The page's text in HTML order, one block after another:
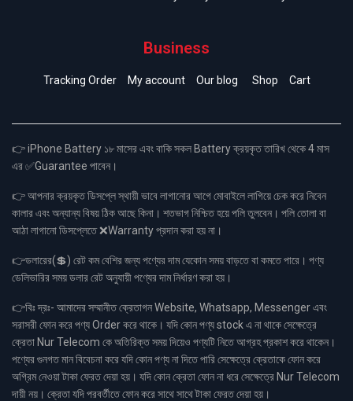
Business
Tracking Order My account Our blog Shop Cart
👉 iPhone Battery ১৮ মাসের এবং বাকি সকল Battery ক্রয়কৃত তারিখ থেকে 4 মাস
এর ✅Guarantee পাবেন।
👉 আপনার ক্রয়কৃত ডিসপ্লে স্থায়ী ভাবে লাগানোর আগে মোবাইলে লাগিয়ে চেক করে নিবেন
কালার এবং অন্যান্য বিষয় ঠিক আছে কিনা। শতভাগ নিশ্চিত হয়ে পলি তুলবেন। পলি তোলা বা
আঠা লাগানো ডিসপ্লেতে ❌Warranty প্রদান করা হয় না।
👉ডলারের(💲) রেট কম বেশির জন্য পণ্যের দাম যেকোন সময় বাড়তে বা কমতে পারে। পণ্য
ডেলিভারির সময় ডলার রেট অনুযায়ী পণ্যের দাম নির্ধারণ করা হয়।
👉বিঃ দ্রঃ- আমাদের সম্মানীত ক্রেতাগন Website, Whatsapp, Messenger এবং
সরাসরী ফোন করে পণ্য Order করে থাকে। যদি কোন পণ্য stock এ না থাকে সেক্ষেত্রে
ক্রেতা Nur Telecom কে অতিরিক্ত সময় দিয়েও পণ্যটি নিতে আগ্রহ প্রকাশ করে থাকেন।
পণ্যের গুনগত মান বিবেচনা করে যদি কোন পণ্য না দিতে পারি সেক্ষেত্রে ক্রেতাকে ফোন করে
অগ্রিম নেওয়া টাকা ফেরত দেয়া হয়। যদি কোন ক্রেতা ফোন না ধরে সেক্ষেত্রে Nur Telecom
দায়ী নয়। ক্রেতা যদি পরবর্তীতে ফোন করে সাথে সাথে টাকা ফেরত দেয়া হয়।